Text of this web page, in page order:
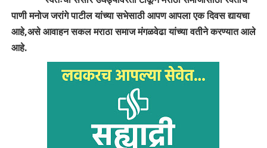
पाणी मनोज जरांगे पाटील यांच्या सभेसाठी आपण आपला एक दिवस द्यायचा
आहे,असे आवाहन सकल मराठा समाज मंगळवेढा यांच्या वतीने करण्यात आले
आहे.